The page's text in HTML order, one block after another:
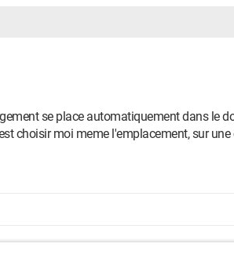
se place automatiquement dans le
choisir moi meme l'emplacement, sur une